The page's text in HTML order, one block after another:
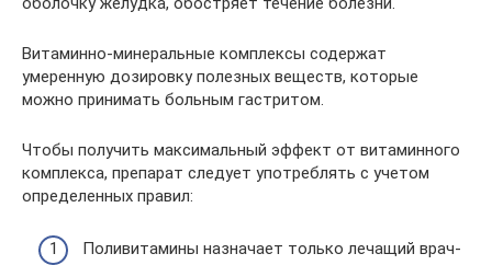
Витаминно-минеральные комплексы содержат
умеренную дозировку полезных веществ, которые
можно принимать больным гастритом.
Чтобы получить максимальный эффект от витаминного
комплекса, препарат следует употреблять с учетом
определенных правил:
Поливитамины назначает только лечащий врач-